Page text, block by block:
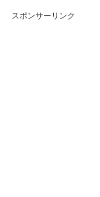
スポンサーリンク